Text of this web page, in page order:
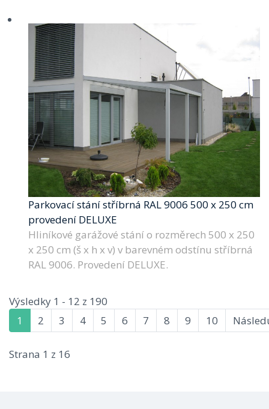
Parkovací stání stříbrná RAL 9006 500 x 250 cm
provedení DELUXE
Hliníkové garážové stání o rozměrech 500 x 250
x 250 cm (š x h x v) v barevném odstínu stříbrná
RAL 9006. Provedení DELUXE.
Výsledky 1 - 12 z 190
1
2 3 4 5 6 7 8 9 10
Strana 1 z 16